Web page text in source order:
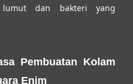
lumut dan bakteri yang
Pembuatan Kolam
Enim